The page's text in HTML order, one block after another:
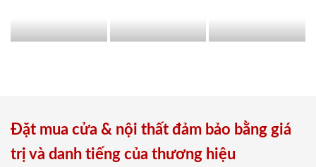
Đặt mua cửa & nội thất đảm bảo bằng giá
trị và danh tiếng của thương hiệu